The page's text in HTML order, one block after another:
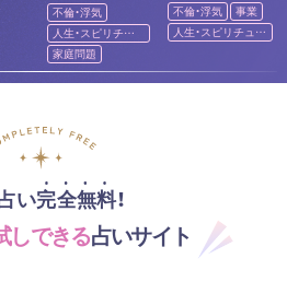
不倫・浮気
人生・スピリチュ
アル
家庭問題
不倫・浮気
事業
人生・スピリチュア
ル
い完全無料！
しできる占いサイト